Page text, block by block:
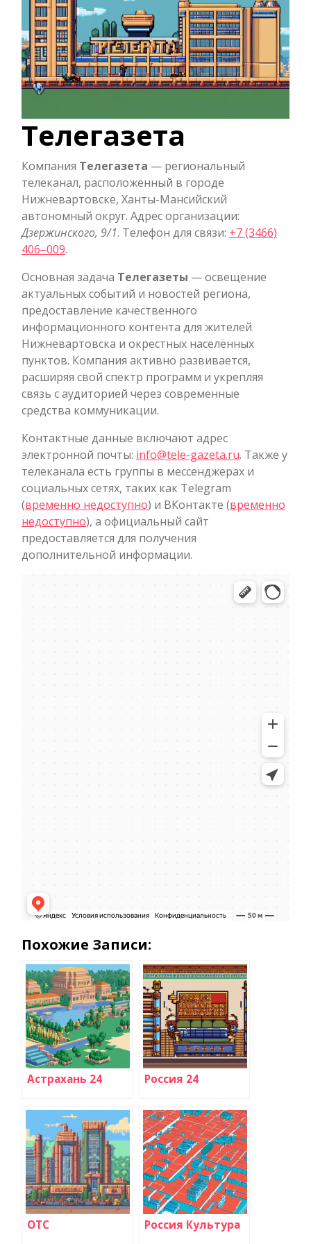
Телегазета
Компания Телегазета — региональный
телеканал, расположенный в городе
Нижневартовске, Ханты-Мансийский
автономный округ. Адрес организации:
Дзержинского, 9/1. Телефон для связи: +7 (3466)
406‒009.
Основная задача Телегазеты — освещение
актуальных событий и новостей региона,
предоставление качественного
информационного контента для жителей
Нижневартовска и окрестных населённых
пунктов. Компания активно развивается,
расширяя свой спектр программ и укрепляя
связь с аудиторией через современные
средства коммуникации.
Контактные данные включают адрес
электронной почты: info@tele-gazeta.ru. Также у
телеканала есть группы в мессенджерах и
социальных сетях, таких как Telegram
(временно недоступно) и ВКонтакте (временно
недоступно), а официальный сайт
предоставляется для получения
дополнительной информации.
Похожие Записи:
Астрахань 24 Россия 24
ОТС Россия Культура